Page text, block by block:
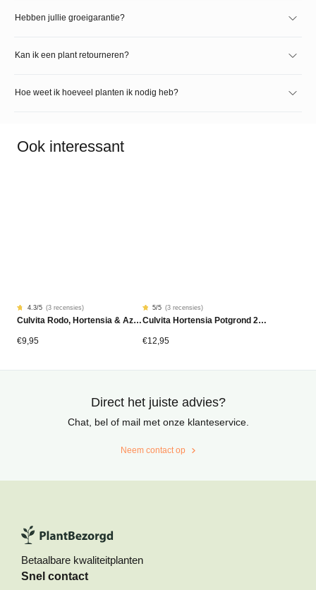
Hebben jullie groeigarantie?
Kan ik een plant retourneren?
Hoe weet ik hoeveel planten ik nodig heb?
Ook interessant
Gewaardeerd
4.33
gebaseerd
op
3
4.3/5 (3 recensies)
Culvita Rodo, Hortensia & Azalea Mest 1,5kg
€9,95
Gewaardeerd
5.00
gebaseerd
op
3
5/5 (3 recensies)
Culvita Hortensia Potgrond 20L Bio
€12,95
Direct het juiste advies?
Chat, bel of mail met onze klanteservice.
Neem contact op
Betaalbare kwaliteitplanten
Snel contact